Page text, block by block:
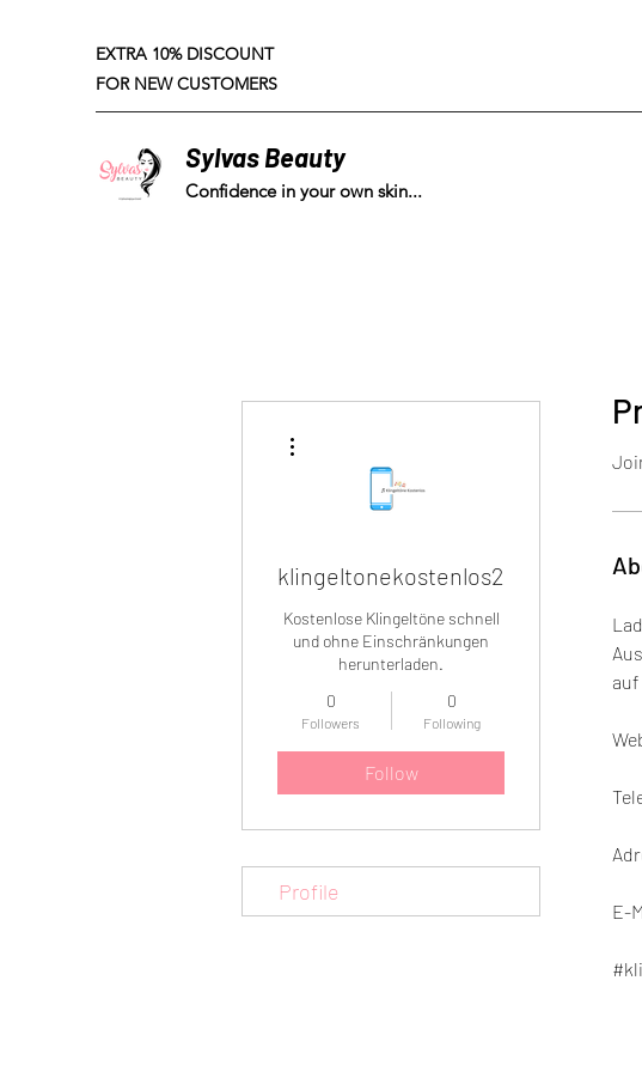
EXTRA 10% DISCOUNT
FOR NEW CUSTOMERS
Confidence in your own skin...
Sylvas Beauty
E-
klingeltonekostenlos2025
Kostenlose Klingeltöne schnell
und ohne Einschränkungen
herunterladen.
0
Followers
0
Following
Follow
Profile